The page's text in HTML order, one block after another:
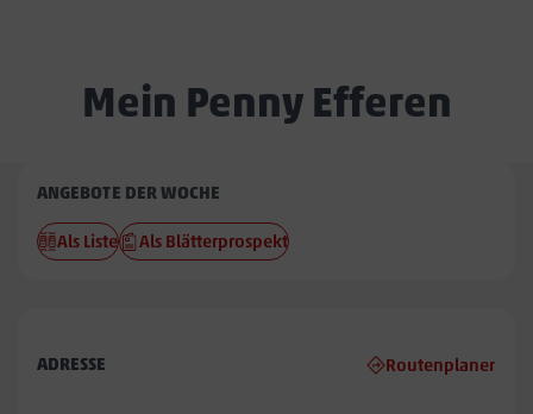
Mein Penny Efferen
Penny
Efferen
ANGEBOTE DER WOCHE
Als Liste Als Blätterprospekt
ADRESSE Routenplaner